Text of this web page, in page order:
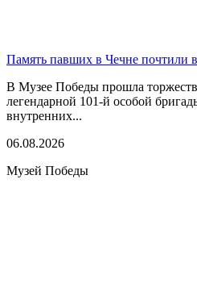
Память павших в Чечне почтили
В Музее Победы прошла
легендарной 101-й особой
внутренних...
06.08.2026
Музей Победы